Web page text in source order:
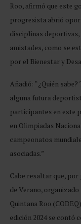
Roo, afirmó que este
progresista abrió
disciplinas deportivas,
amistades, como se
por el Bienestar y
Añadió: “¿Quién
alguna futura
participantes en este
en Olimpiadas
campeonatos
asociadas.”
Cabe resaltar que,
de Verano,
Quintana Roo
edición 2024 se contó